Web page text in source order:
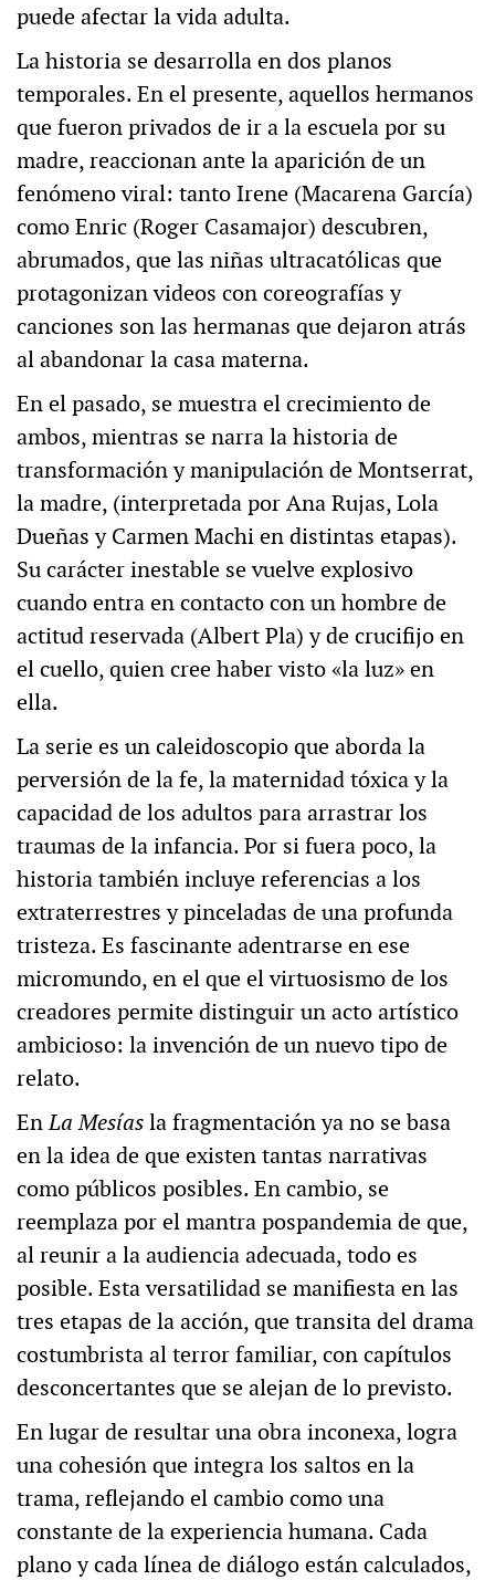
puede afectar la vida adulta.
La historia se desarrolla en dos planos
temporales. En el presente, aquellos hermanos
que fueron privados de ir a la escuela por su
madre, reaccionan ante la aparición de un
fenómeno viral: tanto Irene (Macarena García)
como Enric (Roger Casamajor) descubren,
abrumados, que las niñas ultracatólicas que
protagonizan videos con coreografías y
canciones son las hermanas que dejaron atrás
al abandonar la casa materna.
En el pasado, se muestra el crecimiento de
ambos, mientras se narra la historia de
transformación y manipulación de Montserrat,
la madre, (interpretada por Ana Rujas, Lola
Dueñas y Carmen Machi en distintas etapas).
Su carácter inestable se vuelve explosivo
cuando entra en contacto con un hombre de
actitud reservada (Albert Pla) y de crucifijo en
el cuello, quien cree haber visto «la luz» en
ella.
La serie es un caleidoscopio que aborda la
perversión de la fe, la maternidad tóxica y la
capacidad de los adultos para arrastrar los
traumas de la infancia. Por si fuera poco, la
historia también incluye referencias a los
extraterrestres y pinceladas de una profunda
tristeza. Es fascinante adentrarse en ese
micromundo, en el que el virtuosismo de los
creadores permite distinguir un acto artístico
ambicioso: la invención de un nuevo tipo de
relato.
EnLa Mesíasla fragmentación ya no se basa
en la idea de que existen tantas narrativas
como públicos posibles. En cambio, se
reemplaza por el mantra pospandemia de que,
al reunir a la audiencia adecuada, todo es
posible. Esta versatilidad se manifiesta en las
tres etapas de la acción, que transita del drama
costumbrista al terror familiar, con capítulos
desconcertantes que se alejan de lo previsto.
En lugar de resultar una obra inconexa, logra
una cohesión que integra los saltos en la
trama, reflejando el cambio como una
constante de la experiencia humana. Cada
plano y cada línea de diálogo están calculados,